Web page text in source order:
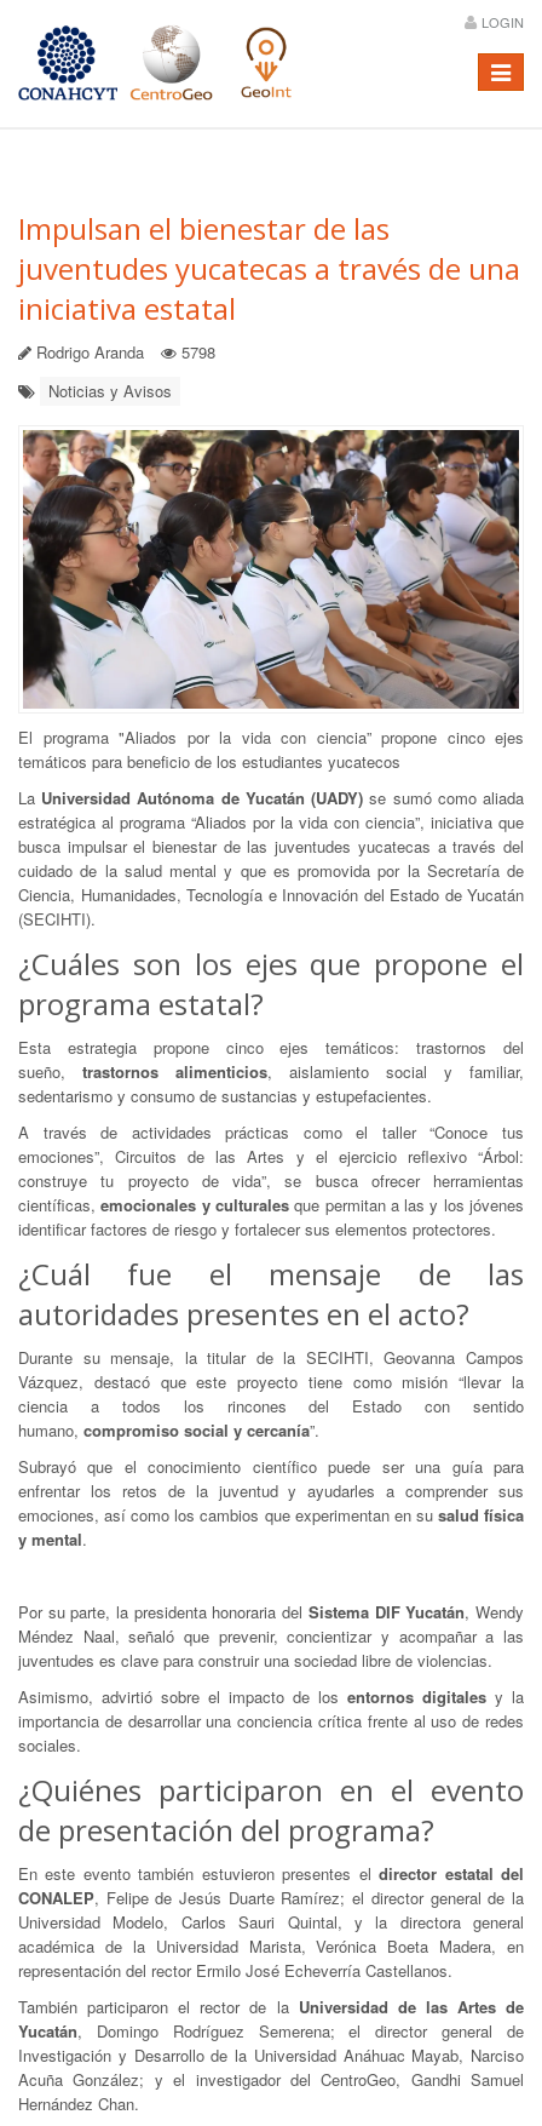
LOGIN
Menú
Impulsan el bienestar de las
juventudes yucatecas a través de una
iniciativa estatal
Rodrigo Aranda
5798
Noticias y Avisos
El programa "Aliados por la vida con ciencia” propone cinco ejes
temáticos para beneficio de los estudiantes yucatecos
La Universidad Autónoma de Yucatán (UADY) se sumó como aliada
estratégica al programa “Aliados por la vida con ciencia”, iniciativa que
busca impulsar el bienestar de las juventudes yucatecas a través del
cuidado de la salud mental y que es promovida por la Secretaría de
Ciencia, Humanidades, Tecnología e Innovación del Estado de Yucatán
(SECIHTI).
¿Cuáles son los ejes que propone el
programa estatal?
Esta estrategia propone cinco ejes temáticos: trastornos del
sueño, trastornos alimenticios, aislamiento social y familiar,
sedentarismo y consumo de sustancias y estupefacientes.
A través de actividades prácticas como el taller “Conoce tus
emociones”, Circuitos de las Artes y el ejercicio reflexivo “Árbol:
construye tu proyecto de vida”, se busca ofrecer herramientas
científicas,emocionales y culturalesque permitan a las y los jóvenes
identificar factores de riesgo y fortalecer sus elementos protectores.
¿Cuál fue el mensaje de las
autoridades presentes en el acto?
Durante su mensaje, la titular de la SECIHTI, Geovanna Campos
Vázquez, destacó que este proyecto tiene como misión “llevar la
ciencia a todos los rincones del Estado con sentido
humano, compromiso social y cercanía”.
Subrayó que el conocimiento científico puede ser una guía para
enfrentar los retos de la juventud y ayudarles a comprender sus
emociones, así como los cambios que experimentan en su salud física
y mental.
Por su parte, la presidenta honoraria del Sistema DIF Yucatán, Wendy
Méndez Naal, señaló que prevenir, concientizar y acompañar a las
juventudes es clave para construir una sociedad libre de violencias.
Asimismo, advirtió sobre el impacto de los entornos digitales y la
importancia de desarrollar una conciencia crítica frente al uso de redes
sociales.
¿Quiénes participaron en el evento
de presentación del programa?
En este evento también estuvieron presentes eldirector estatal del
CONALEP, Felipe de Jesús Duarte Ramírez; el director general de la
Universidad Modelo, Carlos Sauri Quintal, y la directora general
académica de la Universidad Marista, Verónica Boeta Madera, en
representación del rector Ermilo José Echeverría Castellanos.
También participaron el rector de la Universidad de las Artes de
Yucatán, Domingo Rodríguez Semerena; el director general de
Investigación y Desarrollo de la Universidad Anáhuac Mayab, Narciso
Acuña González; y el investigador del CentroGeo, Gandhi Samuel
Hernández Chan.